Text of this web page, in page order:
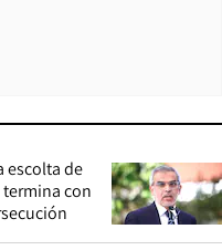
escolta de
con